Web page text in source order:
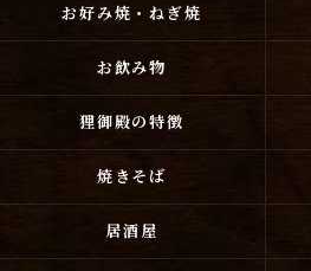
お好み焼・ねぎ焼
お飲み物
狸御殿の特徴
焼きそば
居酒屋